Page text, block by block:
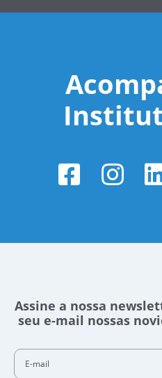
Assine a nossa
seu e-mail nossas